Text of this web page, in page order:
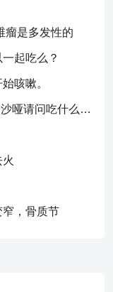
瘤是多发性的
起吃么？
咳嗽。
你好，鼻炎犯了，鼻子不通，嗓子沙哑请问吃什么药比较好？
，骨质节